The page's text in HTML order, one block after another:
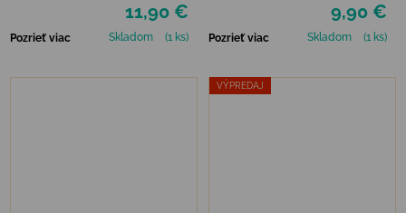
11,90 €
Pozrieť viac Skladom (1 ks)
9,90 €
Pozrieť viac Skladom (1 ks)
VÝPREDAJ